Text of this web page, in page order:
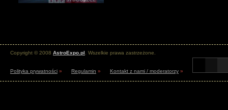
Copyright © 2008 AstroExpo.pl . Wszelkie prawa zastrzeżone.
Polityka prywatności » Regulamin » Kontakt z nami / moderatorzy »